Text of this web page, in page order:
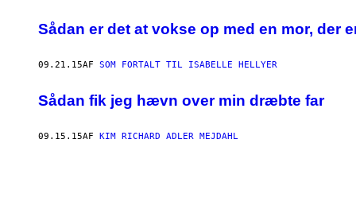
Sådan er det at vokse op med en mor, der
09.21.15AF SOM FORTALT TIL ISABELLE HELLYER
Sådan fik jeg hævn over min dræbte far
09.15.15AF KIM RICHARD ADLER MEJDAHL